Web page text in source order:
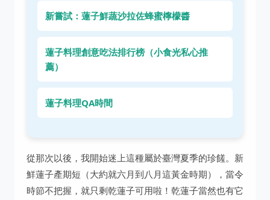
新嘗試：蓮子鮮蔬沙拉佐蜂蜜檸檬醬
蓮子料理創意吃法排行榜（小食光私心推
薦）
蓮子料理QA時間
從那次以後，我開始迷上這種屬於臺灣夏季的珍饈。新
鮮蓮子產期短（大約就六月到八月這黃金時期），當令
時節不把握，就只剩乾蓮子可用啦！乾蓮子當然也有它